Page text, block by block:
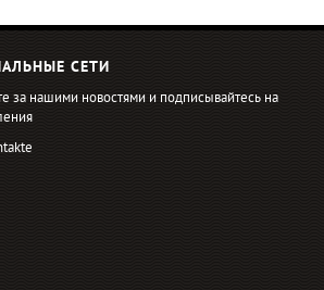
СЕТИ
за нашими новостями и подписывайтесь на